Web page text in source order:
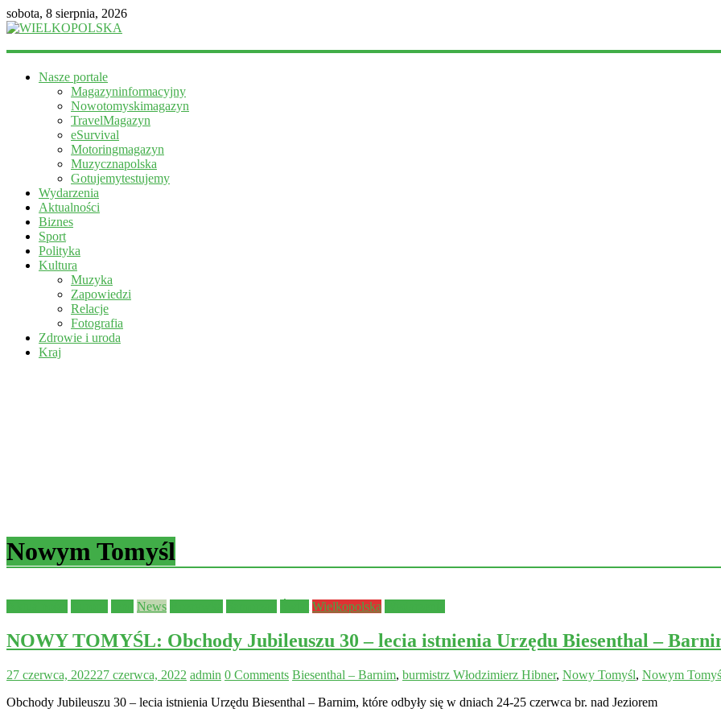
sobota, 8 sierpnia, 2026
WIELKOPOLSKA
informacyjny
Nasze portale
Magazyninformacyjny
Nowotomyskimagazyn
TravelMagazyn
eSurvival
Motoringmagazyn
Muzycznapolska
Gotujemytestujemy
Wydarzenia
Aktualności
Biznes
Sport
Polityka
Kultura
Muzyka
Zapowiedzi
Relacje
Fotografia
Zdrowie i uroda
Kraj
Nowym Tomyśl
News Wielkopolska
NOWY TOMYŚL: Obchody Jubileuszu 30 – lecia istnienia Urzędu Biesenthal –
27 czerwca, 202227 czerwca, 2022 admin 0 Comments Biesenthal – Barnim, burmistrz Włodzimierz Hibner, Nowy Tomyśl, Nowym
Obchody Jubileuszu 30 – lecia istnienia Urzędu Biesenthal – Barnim, które odbyły się w dniach 24-25 czerwca br. nad Jeziorem